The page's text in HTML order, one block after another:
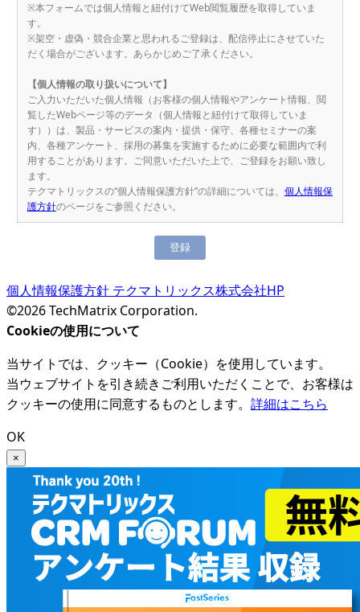
※本フォームでは個人情報と紐付けてWeb閲覧履歴を取得していま
す。
※架空・虚偽・競合企業と思われるご登録は、配信停止にさせていた
だく場合がございます。あらかじめご了承ください。
【個人情報の取り扱いについて】
ご入力いただいた個人情報（お客様の個人情報やアンケート情報、閲
覧したWebページ等のデータ（個人情報と紐付けて取得していま
す））は、製品・サービスの案内・提供・保守、各種セミナーの案
内、各種アンケート、採用の募集を実施するために必要な範囲内で利
用することがあります。ご同意いただいた上で、ご登録をお願い致し
ます。
テクマトリックスの“個人情報保護方針”の詳細については、 個人情報保
護方針のページをご参照ください。
個人情報保護方針 テクマトリックス株式会社HP
©2026 TechMatrix Corporation.
Cookieの使用について
当サイトでは、クッキー（Cookie）を使用しています。
当ウェブサイトを引き続きご利用いただくことで、お客様は
クッキーの使用に同意するものとします。 詳細はこちら
OK
×